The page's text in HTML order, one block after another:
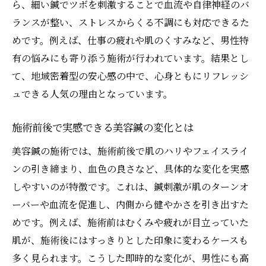
ら、細い鍼でツボを刺激することで血流や自律神経のバ
ランスが整い、ストレスからくる不調にも対応できるた
めです。例えば、仕事の疲れや肌のくすみなど、男性特
有の悩みにも寄り添う施術が行われています。結果とし
て、地域密着型の安心感の中で、心身ともにリフレッシ
ュできる人気の理由となっています。
施術前後で実感できる美容鍼の変化とは
美容鍼の施術では、施術前後で肌のハリやフェイスライ
ンの引き締まり、血色の良さなど、具体的な変化を実感
しやすいのが特徴です。これは、鍼刺激が肌のターンオ
ーバーや血流を促進し、内側から健やかさを引き出すた
めです。例えば、施術前はむくみや疲れが目立っていた
肌が、施術後にはすっきりとした印象に変わるケースも
多く見られます。こうした即時的な変化が、男性にも高